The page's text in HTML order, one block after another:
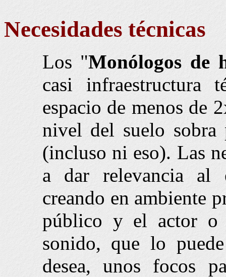
Necesidades técnicas
Los "Monólogos de
casi infraestructura
espacio de menos de
nivel del suelo sobra
(incluso ni eso). Las
a dar relevancia al
creando en ambiente
público y el actor o
sonido, que lo
desea, unos focos